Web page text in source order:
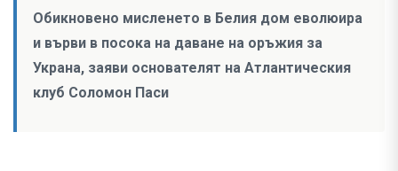
Обикновено мисленето в Белия дом еволюира
и върви в посока на даване на оръжия за
Украна, заяви основателят на Атлантическия
клуб Соломон Паси